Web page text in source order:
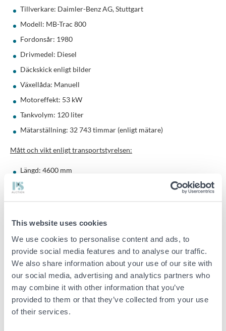
This website uses cookies
We use cookies to personalise content and ads, to
provide social media features and to analyse our traffic.
We also share information about your use of our site with
our social media, advertising and analytics partners who
may combine it with other information that you’ve
provided to them or that they’ve collected from your use
of their services.
Tillverkare: Daimler-Benz AG, Stuttgart
Modell: MB-Trac 800
Fordonsår: 1980
Drivmedel: Diesel
Däckskick enligt bilder
Växellåda: Manuell
Motoreffekt: 53 kW
Tankvolym: 120 liter
Mätarställning: 32 743 timmar (enligt mätare)
Mått och vikt enligt transportstyrelsen:
Längd: 4600 mm
Bredd: 2150 mm
Tillbehör:
Vänstersidigt plogfäste (BET-nr: F1257-100212)
Brandsläckare monterad i hytten
OECD-plakett: CS 1137